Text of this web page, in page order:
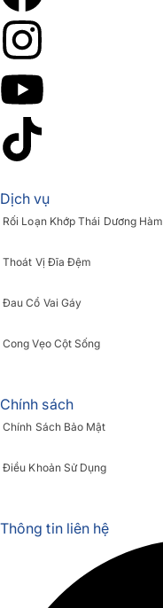
Dịch vụ
Rối Loạn Khớp Thái Dương Hàm
Thoát Vị Đĩa Đệm
Đau Cổ Vai Gáy
Cong Vẹo Cột Sống
Chính sách
Chính Sách Bảo Mật
Điều Khoản Sử Dụng
Thông tin liên hệ